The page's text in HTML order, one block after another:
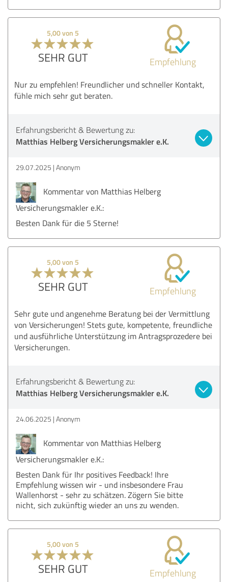
5,00 von 5
SEHR GUT Empfehlung
Nur zu empfehlen! Freundlicher und schneller Kontakt,
fühle mich sehr gut beraten.
Erfahrungsbericht & Bewertung zu:
Matthias Helberg Versicherungsmakler e.K.
29.07.2025 Anonym
Kommentar von Matthias Helberg
Versicherungsmakler e.K.:
Besten Dank für die 5 Sterne!
5,00 von 5
SEHR GUT Empfehlung
Sehr gute und angenehme Beratung bei der Vermittlung
von Versicherungen! Stets gute, kompetente, freundliche
und ausführliche Unterstützung im Antragsprozedere bei
Versicherungen.
Erfahrungsbericht & Bewertung zu:
Matthias Helberg Versicherungsmakler e.K.
24.06.2025 Anonym
Kommentar von Matthias Helberg
Versicherungsmakler e.K.:
Besten Dank für Ihr positives Feedback! Ihre
Empfehlung wissen wir - und insbesondere Frau
Wallenhorst - sehr zu schätzen. Zögern Sie bitte
nicht, sich zukünftig wieder an uns zu wenden.
5,00 von 5
SEHR GUT Empfehlung